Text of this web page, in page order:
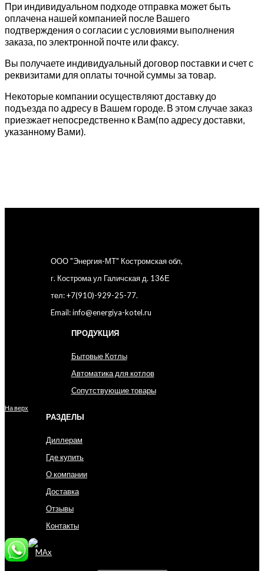
При индивидуальном подходе отправка может быть
оплачена нашей компанией после Вашего
подтверждения о согласии с условиями выполнения
заказа, по электронной почте или факсу.
Вы получаете индивидуальный договор поставки и счет с
реквизитами для оплаты точной суммы за товар.
Некоторые компании осуществляют доставку до
подъезда по адресу в Вашем городе. В этом случае заказ
приезжает непосредственно к Вам(по адресу доставки,
указанному Вами).
ООО "Энергия-МТ" Костромская обл,
г. Кострома ул Галичская д. 136Е
тел: +7(910)-929-25-77.
Email: info@energiya-kotel.ru
ПРОДУКЦИЯ
Бытовые Котлы
Автоматика для котлов
Сопутствующие товары
На верх
РАЗДЕЛЫ
Диллерам
Где купить
О компании
Доставка
Отзывы
Контакты